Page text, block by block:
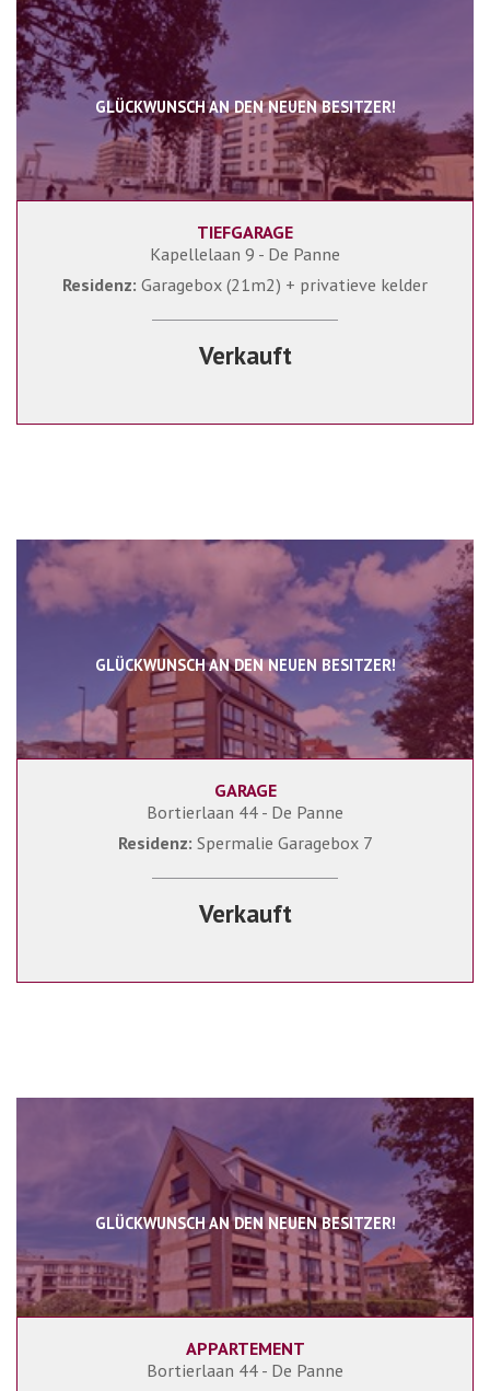
GLÜCKWUNSCH AN DEN NEUEN BESITZER!
TIEFGARAGE
Kapellelaan 9 - De Panne
Residenz: Garagebox (21m2) + privatieve kelder
Verkauft
GLÜCKWUNSCH AN DEN NEUEN BESITZER!
GARAGE
Bortierlaan 44 - De Panne
Residenz: Spermalie Garagebox 7
Verkauft
GLÜCKWUNSCH AN DEN NEUEN BESITZER!
67 m² 1
APPARTEMENT
Bortierlaan 44 - De Panne